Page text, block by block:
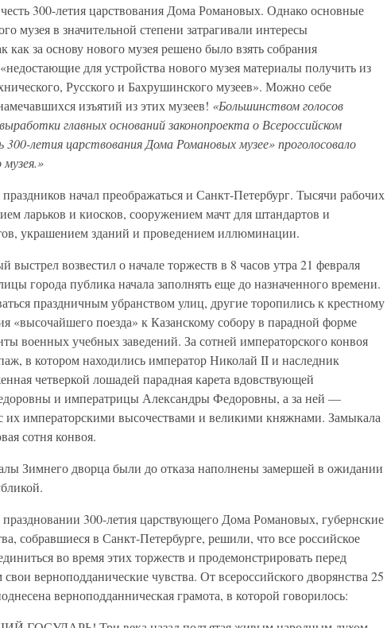
300-летия царствования Дома Романовых. Однако основные
музея в значительной степени затрагивали интересы
как за основу нового музея решено было взять собрания
для устройства нового музея материалы получить из
Русского и Бахрушинского музеев». Можно себе
изъятий из этих музеев! «Большинством голосов
главных оснований законопроекта о Всероссийском
летия царствования Дома Романовых музее» проголосовало
начал преображаться и Санкт-Петербург. Тысячи рабочих
ларьков и киосков, сооружением мачт для штандартов и
украшением зданий и проведением иллюминации.
возвестил о начале торжеств в 8 часов утра 21 февраля
города публика начала заполнять еще до назначенного времени.
праздничным убранством улиц, другие торопились к крестному
«высочайшего поезда» к Казанскому собору в парадной форме
военных учебных заведений. За сотней императорского конвоя
в котором находились император Николай II и наследник
четверкой лошадей парадная карета вдовствующей
и императрицы Александры Федоровны, а за ней —
их императорскими высочествами и великими княжнами. Замыкала
сотня конвоя.
Зимнего дворца были до отказа наполнены замершей в ожидании
300-летия царствующего Дома Романовых, губернские
собравшиеся в Санкт-Петербурге, решили, что все российское
во время этих торжеств и продемонстрировать перед
верноподданические чувства. От всероссийского дворянства 25
верноподданническая грамота, в которой говорилось: